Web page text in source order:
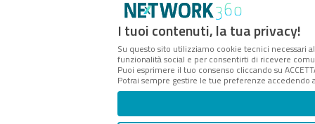
I tuoi contenuti, la tua privacy!
Su questo sito utilizziamo cookie tecnici necessari
funzionalità social e per consentirti di ricevere
Puoi esprimere il tuo consenso cliccando su
Potrai sempre gestire le tue preferenze accedendo